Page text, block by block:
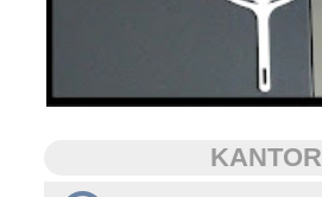
KANTOR